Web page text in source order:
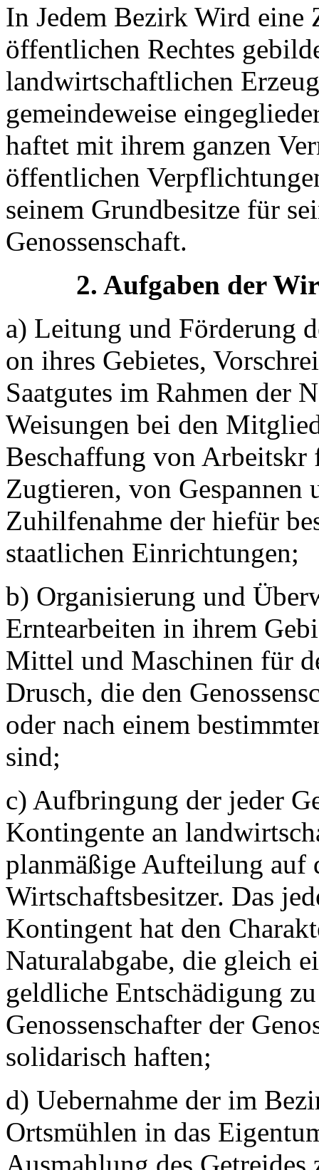
In Jedem Bezirk Wird eine
öffentlichen Rechtes
landwirtschaftlichen
gemeindeweise
haftet mit ihrem ganzen
öffentlichen
seinem Grundbesitze für
Genossenschaft.
2. Aufgaben der
a) Leitung und Förderung
on ihres Gebietes,
Saatgutes im Rahmen der
Weisungen bei den
Beschaffung von
Zugtieren, von Gespannen
Zuhilfenahme der hiefür
staatlichen Einrichtungen;
b) Organisierung und
Erntearbeiten in ihrem
Mittel und Maschinen für
Drusch, die den
oder nach einem
sind;
c) Aufbringung der jeder
Kontingente an
planmäßige Aufteilung auf
Wirtschaftsbesitzer. Das
Kontingent hat den
Naturalabgabe, die gleich
geldliche Entschädigung
Genossenschafter der
solidarisch haften;
d) Uebernahme der im
Ortsmühlen in das
Ausmahlung des Getreides